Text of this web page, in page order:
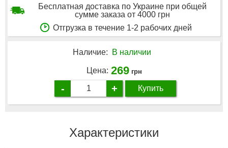
Бесплатная доставка по Украине при общей
сумме заказа от 4000 грн
Отгрузка в течение 1-2 рабочих дней
Наличие: В наличии
Цена: 269 грн
- + Купить
Характеристики